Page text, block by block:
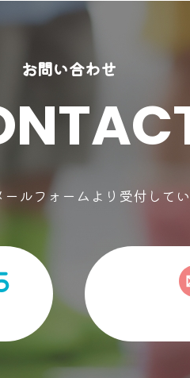
お問い合わせ
ルフォームより受付してい